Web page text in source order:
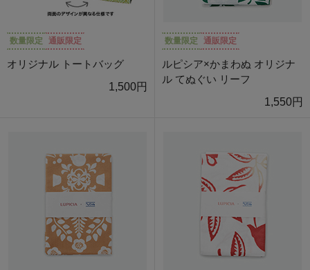
数量限定 通販限定
オリジナル トートバッグ
1,500円
数量限定 通販限定
ルピシア×かまわぬ オリジナ
ル てぬぐい リーフ
1,550円